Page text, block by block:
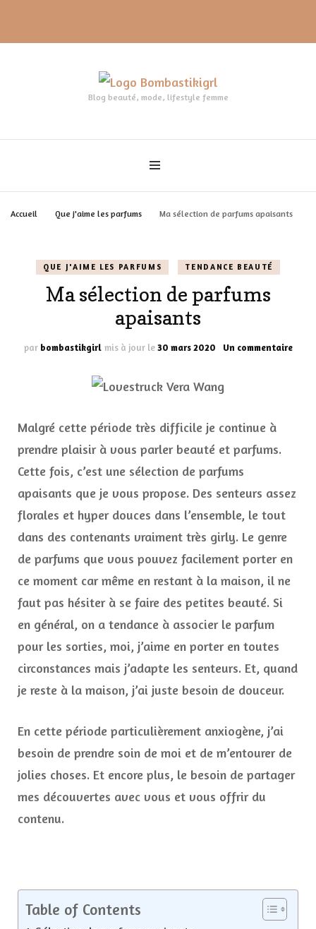
Blog beauté, mode, lifestyle femme
Accueil Que j'aime les parfums Ma sélection de parfums apaisants
QUE J'AIME LES PARFUMS TENDANCE BEAUTÉ
Ma sélection de parfums
apaisants
par bombastikgirl mis à jour le30 mars 2020 Un commentairesur
Malgré cette période très difficile je continue à
prendre plaisir à vous parler beauté et parfums.
Cette fois, c’est une sélection de parfums
apaisants que je vous propose. Des senteurs assez
florales et hyper douces dans l’ensemble, le tout
dans des contenants vraiment très girly. Le genre
de parfums que vous pouvez facilement porter en
ce moment car même en restant à la maison, il ne
faut pas hésiter à se faire des petites beauté. Si
en général, on a tendance à associer le parfum
pour les sorties, moi, j’aime en porter en toutes
circonstances mais j’adapte les senteurs. Et, quand
je reste à la maison, j’ai juste besoin de douceur.
En cette période particulièrement anxiogène, j’ai
besoin de prendre soin de moi et de m’entourer de
jolies choses. Et encore plus, le besoin de partager
mes découvertes avec vous et vous offrir du
contenu.
Table of Contents